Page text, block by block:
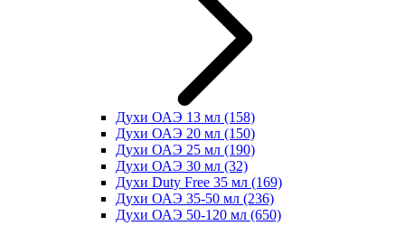
Духи ОАЭ 13 мл (158)
Духи ОАЭ 20 мл (150)
Духи ОАЭ 25 мл (190)
Духи ОАЭ 30 мл (32)
Духи Duty Free 35 мл (169)
Духи ОАЭ 35-50 мл (236)
Духи ОАЭ 50-120 мл (650)